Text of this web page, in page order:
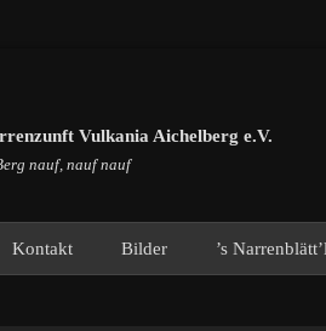
Vulkania Aichelberg e.V.
nauf, nauf nauf
Kontakt Bilder ’s